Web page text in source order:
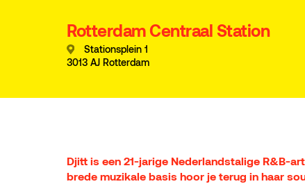
Rotterdam Centraal Station
Stationsplein 1
3013 AJ Rotterdam
Djitt is een 21-jarige Nederlandstalige R&B-
brede muzikale basis hoor je terug in haar